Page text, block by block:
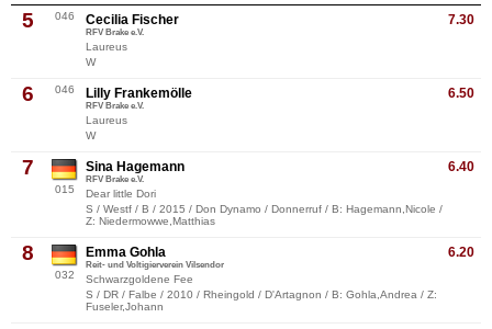
5 046 7.30
Cecilia Fischer
RFV Brake e.V.
Laureus
W
6 046 6.50
Lilly Frankemölle
RFV Brake e.V.
Laureus
W
7
015
6.40
Sina Hagemann
RFV Brake e.V.
Dear little Dori
S / Westf / B / 2015 / Don Dynamo / Donnerruf / B: Hagemann,Nicole /
Z: Niedermowwe,Matthias
8
032
6.20
Emma Gohla
Reit- und Voltigierverein Vilsendor
Schwarzgoldene Fee
S / DR / Falbe / 2010 / Rheingold / D'Artagnon / B: Gohla,Andrea / Z:
Fuseler,Johann